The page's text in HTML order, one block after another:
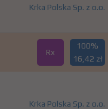
Krka Polska Sp. z o.o.
Rx
100%
16,42 zł
Krka Polska Sp. z o.o.